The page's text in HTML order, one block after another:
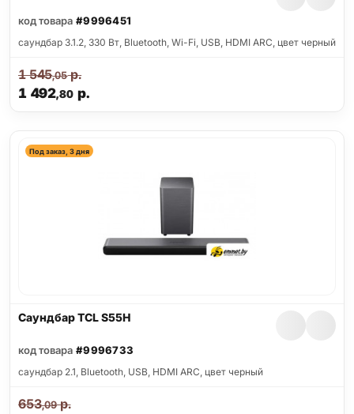
код товара #9996451
саундбар 3.1.2, 330 Вт, Bluetooth, Wi-Fi, USB, HDMI ARC, цвет черный
1 492,80 р.
1 545,05р.
Под заказ, 3 дня
Саундбар TCL S55H
код товара #9996733
саундбар 2.1, Bluetooth, USB, HDMI ARC, цвет черный
653,09р.